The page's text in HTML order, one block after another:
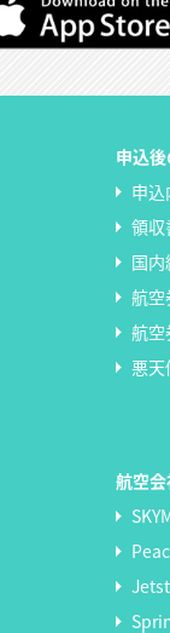
申込
申
領収
国
航空
航空
悪天
航空